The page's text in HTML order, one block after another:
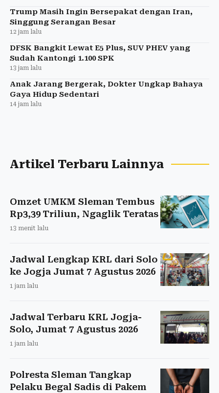
Trump Masih Ingin Bersepakat dengan Iran,
Singgung Serangan Besar
12 jam lalu
DFSK Bangkit Lewat E5 Plus, SUV PHEV yang
Sudah Kantongi 1.100 SPK
13 jam lalu
Anak Jarang Bergerak, Dokter Ungkap Bahaya
Gaya Hidup Sedentari
14 jam lalu
Artikel Terbaru Lainnya
Omzet UMKM Sleman Tembus
Rp3,39 Triliun, Ngaglik Teratas
13 menit lalu
Jadwal Lengkap KRL dari Solo
ke Jogja Jumat 7 Agustus 2026
1 jam lalu
Jadwal Terbaru KRL Jogja-
Solo, Jumat 7 Agustus 2026
1 jam lalu
Polresta Sleman Tangkap
Pelaku Begal Sadis di Pakem